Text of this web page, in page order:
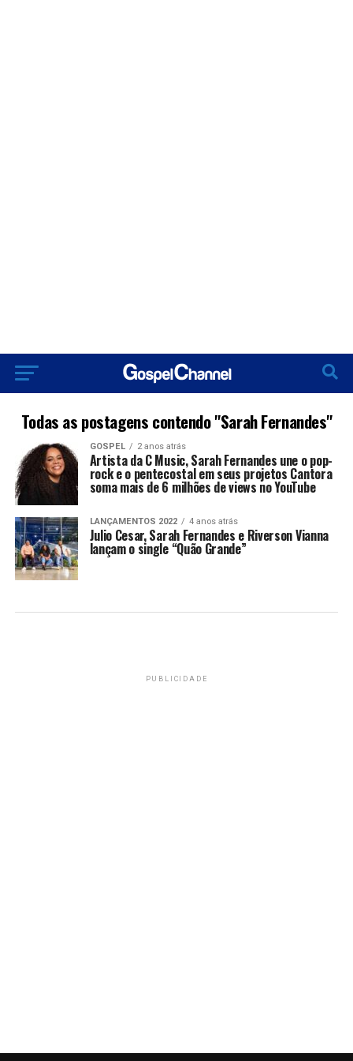
Todas as postagens contendo "Sarah Fernandes"
GOSPEL 2 anos atrás
Artista da C Music, Sarah Fernandes une o pop-
rock e o pentecostal em seus projetos Cantora
soma mais de 6 milhões de views no YouTube
LANÇAMENTOS 2022 4 anos atrás
Julio Cesar, Sarah Fernandes e Riverson Vianna
lançam o single “Quão Grande”
PUBLICIDADE